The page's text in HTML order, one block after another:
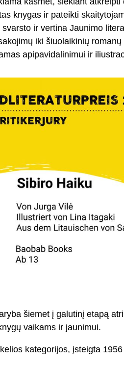
knygas ir pateikti
ir vertina Jaunimo
iki šiuolaikinių
apipavidalinimui ir
šiemet į galutinį etapą
vaikams ir jaunimui.
kategorijos, įsteigta